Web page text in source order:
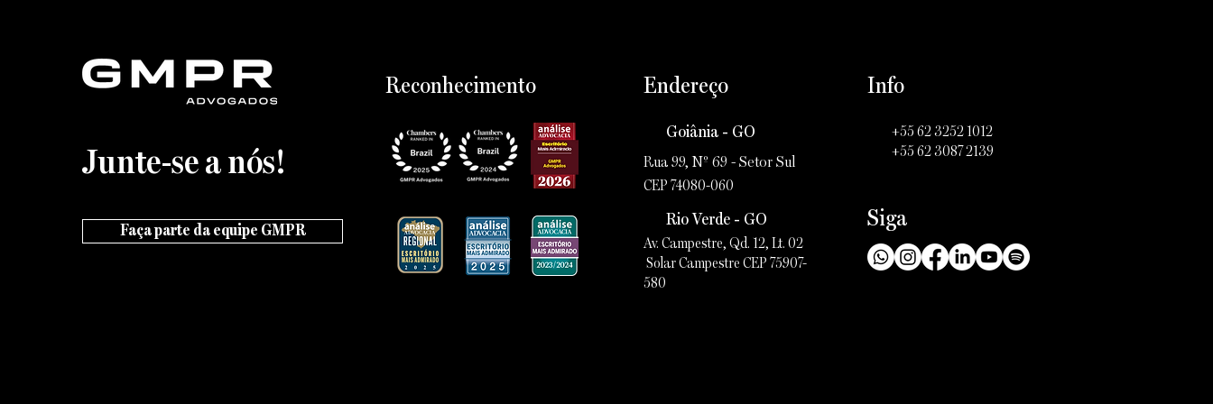
Junte-se a nós!
Faça parte da equipe GMPR
Reconhecimento Endereço Info
+55 62 3252 1012
+55 62 3087 2139
Rua 99, Nº 69 - Setor Sul
CEP 74080-060
Goiânia - GO
Av. Campestre, Qd. 12, Lt. 02
Solar Campestre CEP 75907-
580
Rio Verde - GO Siga